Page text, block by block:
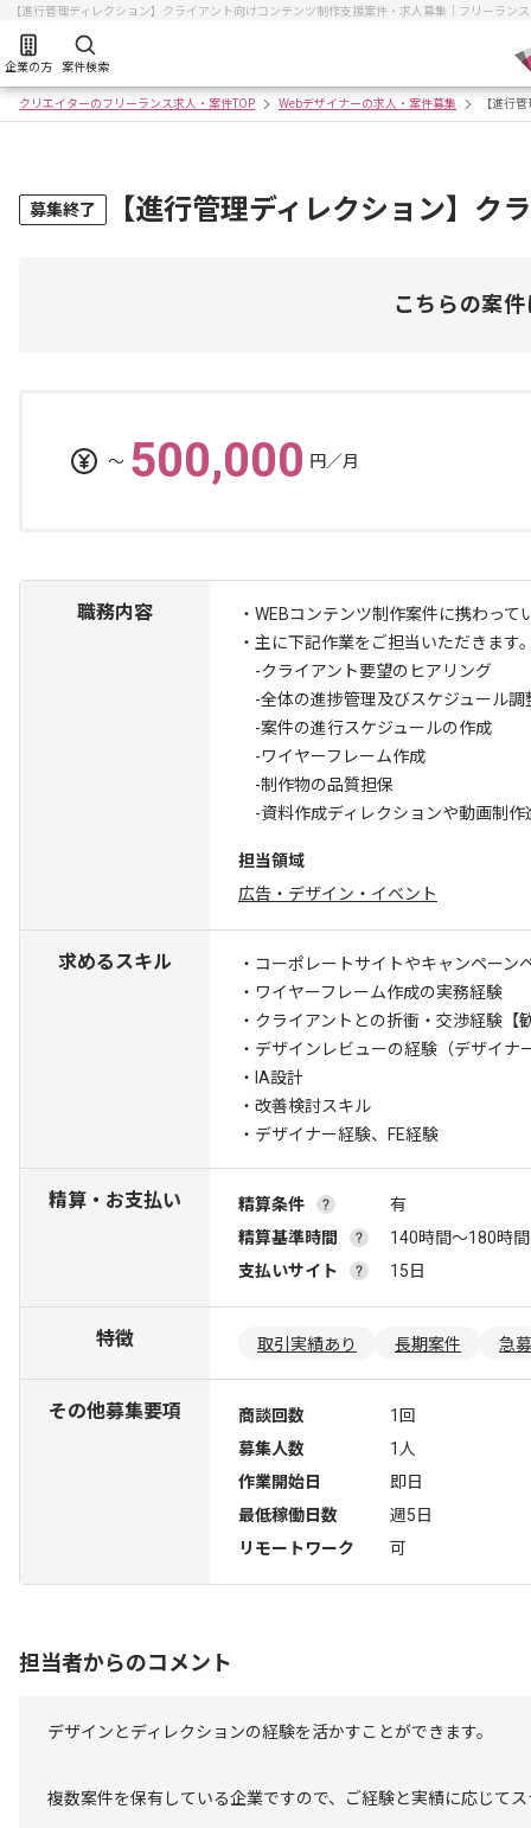
【進行管理ディレクション】クライアント向けコンテンツ制作支援案件・求人募集｜フリーラン
企業の方 案件検索
クリエイターのフリーランス求人・案件TOP Webデザイナーの求人・案件募集 【進行
募集終了 【進行管理ディレクション】ク
こちらの案
〜 500,000 円／月
職務内容
・WEBコンテンツ制作案件に携わって
・主に下記作業をご担当いただきます
-クライアント要望のヒアリング
-全体の進捗管理及びスケジュール調
-案件の進行スケジュールの作成
-ワイヤーフレーム作成
-制作物の品質担保
-資料作成ディレクションや動画制作
担当領域
広告・デザイン・イベント
求めるスキル
・コーポレートサイトやキャンペーン
・ワイヤーフレーム作成の実務経験
・クライアントとの折衝・交渉経験 【
・デザインレビューの経験（デザイ
・IA設計
・改善検討スキル
・デザイナー経験、FE経験
精算・お支払い 精算条件
有
精算基準時間
140時間〜180時間
支払いサイト
15日
特徴 取引実績あり 長期案件 急募
その他募集要項 商談回数
1回
募集人数
1人
作業開始日
即日
最低稼働日数
週5日
リモートワーク
可
担当者からのコメント
デザインとディレクションの経験を活かすことができます。
複数案件を保有している企業ですので、ご経験と実績に応じて